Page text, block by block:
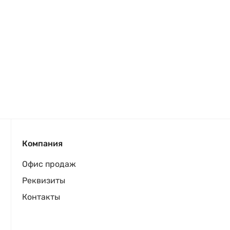
Компания
Офис продаж
Реквизиты
Контакты